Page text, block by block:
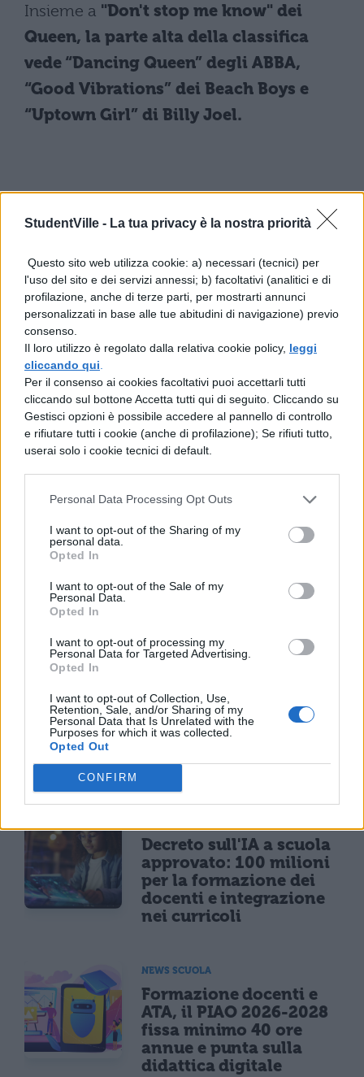
StudentVille - La tua privacy è la nostra priorità
Questo sito web utilizza cookie: a) necessari (tecnici) per
l'uso del sito e dei servizi annessi; b) facoltativi (analitici e di
profilazione, anche di terze parti, per mostrarti annunci
personalizzati in base alle tue abitudini di navigazione) previo
consenso.
Il loro utilizzo è regolato dalla relativa cookie policy, leggi
cliccando qui
Per il consenso ai cookies facoltativi puoi accettarli tutti
cliccando sul bottone Accetta tutti qui di seguito. Cliccando su
Gestisci opzioni è possibile accedere al pannello di controllo
e rifiutare tutti i cookie (anche di profilazione); Se rifiuti tutto,
userai solo i cookie tecnici di default.
Personal Data Processing Opt Outs
I want to opt-out of the Sharing of my
personal data.
Opted In
I want to opt-out of the Sale of my
Personal Data.
Opted In
I want to opt-out of processing my
Personal Data for Targeted Advertising.
Opted In
I want to opt-out of Collection, Use,
Retention, Sale, and/or Sharing of my
Personal Data that Is Unrelated with the
Purposes for which it was collected.
Opted Out
CONFIRM
Insieme a "Don't stop me know" dei
Queen, la parte alta della classifica
vede “Dancing Queen” degli ABBA,
“Good Vibrations” dei Beach Boys e
“Uptown Girl” di Billy Joel.
TI POTREBBE INTERESSARE
Carta docente 2026,
come spendere il
residuo prima della
Personale ATA, sblocco
delle posizioni
economiche e arretrati:
6 agosto
Decreto sull'IA a scuola
approvato: 100 milioni
per la formazione dei
docenti e integrazione
nei curricoli
NEWS SCUOLA
Formazione docenti e
ATA, il PIAO 2026-2028
fissa minimo 40 ore
annue e punta sulla
didattica digitale